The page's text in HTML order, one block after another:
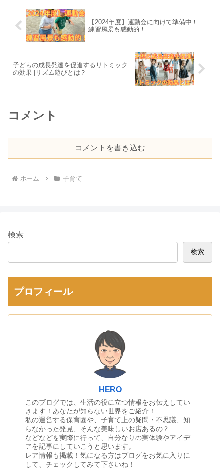
【2024年度】運動会に向けて準備中！｜
練習風景も感動的！
子どもの成長発達を促進するリトミック
の効果 |リズム遊びとは？
コメント
コメントを書き込む
ホーム 子育て
検索
検索
プロフィール
HERO
このブログでは、生活の役に立つ情報をお伝えしてい
きます！あなたが知らない世界をご紹介！
私の運営する保育園や、子育て上の疑問・不思議、知
らなかった発見、そんな美味しいお店あるの？
などなどを実際に行って、自分なりの実体験やアイデ
アを記事にしていこうと思います。
レア情報も掲載！気になる方はブログをお気に入りに
して、チェックしてみて下さいね！